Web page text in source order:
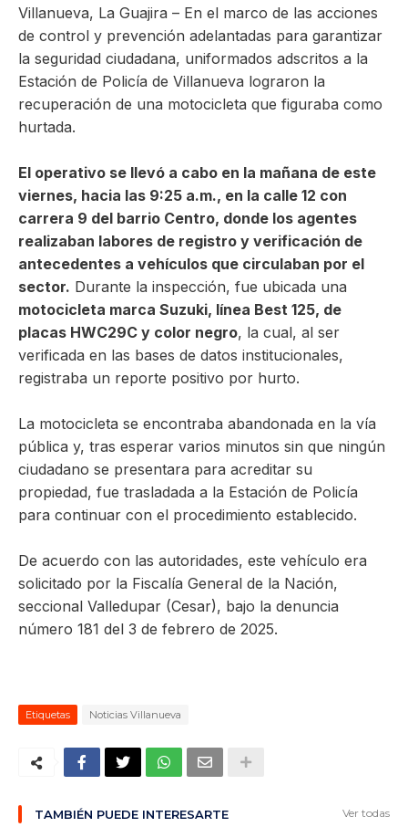
Villanueva, La Guajira – En el marco de las acciones
de control y prevención adelantadas para garantizar
la seguridad ciudadana, uniformados adscritos a la
Estación de Policía de Villanueva lograron la
recuperación de una motocicleta que figuraba como
hurtada.
El operativo se llevó a cabo en la mañana de este
viernes, hacia las 9:25 a.m., en la calle 12 con
carrera 9 del barrio Centro, donde los agentes
realizaban labores de registro y verificación de
antecedentes a vehículos que circulaban por el
sector. Durante la inspección, fue ubicada una
motocicleta marca Suzuki, línea Best 125, de
placas HWC29C y color negro, la cual, al ser
verificada en las bases de datos institucionales,
registraba un reporte positivo por hurto.
La motocicleta se encontraba abandonada en la vía
pública y, tras esperar varios minutos sin que ningún
ciudadano se presentara para acreditar su
propiedad, fue trasladada a la Estación de Policía
para continuar con el procedimiento establecido.
De acuerdo con las autoridades, este vehículo era
solicitado por la Fiscalía General de la Nación,
seccional Valledupar (Cesar), bajo la denuncia
número 181 del 3 de febrero de 2025.
Etiquetas Noticias Villanueva
TAMBIÉN PUEDE INTERESARTE Ver todas